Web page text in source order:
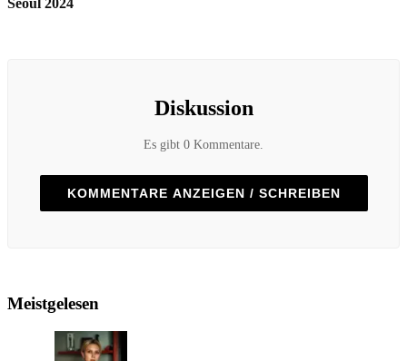
Diskussion
Es gibt 0 Kommentare.
KOMMENTARE ANZEIGEN / SCHREIBEN
Meistgelesen